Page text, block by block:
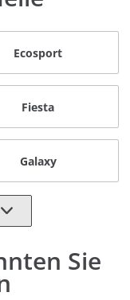
Ecosport
Fiesta
Galaxy
Sie